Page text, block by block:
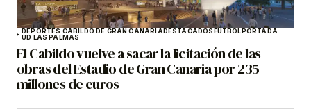
DEPORTES CABILDO DE GRAN CANARIADESTACADOSFÚTBOLPORTADA
UD LAS PALMAS
El Cabildo vuelve a sacar la licitación de las
obras del Estadio de Gran Canaria por 235
millones de euros